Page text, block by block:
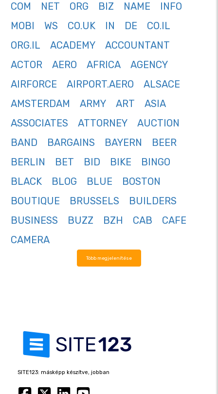
COM NET ORG BIZ NAME
INFO
MOBI
WS CO.UK IN DE
CO.IL
ORG.IL
ACADEMY
ACCOUNTANT
ACTOR
AERO AFRICA
AGENCY
AIRFORCE
AIRPORT.AERO
ALSACE
AMSTERDAM
ARMY ART
ASIA
ASSOCIATES
ATTORNEY
AUCTION
BAND
BARGAINS BAYERN
BEER
BERLIN
BET BID BIKE
BINGO
BLACK
BLOG BLUE
BOSTON
BOUTIQUE
BRUSSELS
BUILDERS
BUSINESS
BUZZ BZH CAB
CAFE
CAMERA
Több megjelenítése
SITE123: másképp készítve, jobban